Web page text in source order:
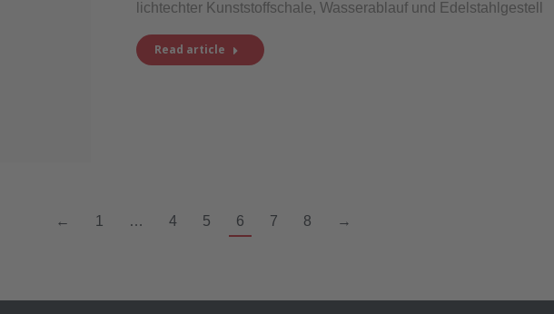
lichtechter Kunststoffschale, Wasserablauf und Edelstahlgestell
Read article
← 1 … 4 5 6 7 8 →